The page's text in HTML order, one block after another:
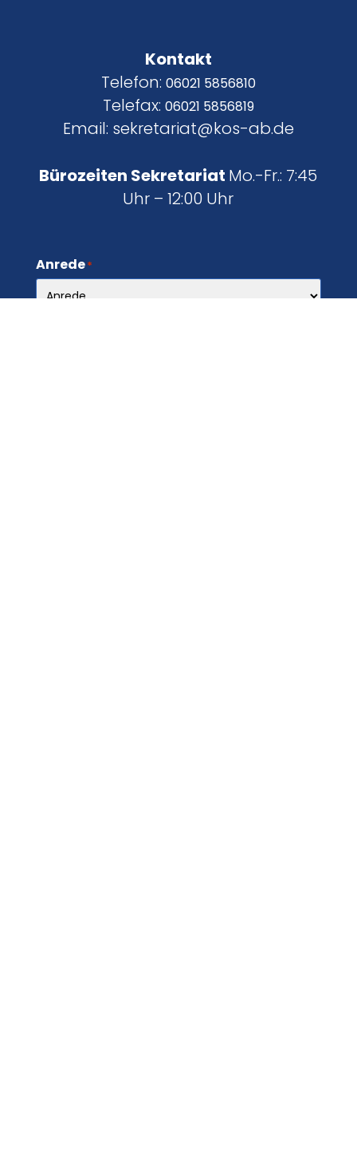
Kontakt
Telefon: 06021 5856810
Telefax: 06021 5856819
Email: sekretariat@kos-ab.de
Bürozeiten Sekretariat Mo.-Fr.: 7:45
Uhr – 12:00 Uhr
Anrede*